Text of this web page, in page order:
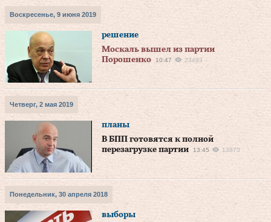
Воскресенье, 9 июня 2019
решение
Москаль вышел из партии
Порошенко
10:47 23493
Четверг, 2 мая 2019
планы
В БПП готовятся к полной
перезагрузке партии
13:45 13873
Понедельник, 30 апреля 2018
выборы